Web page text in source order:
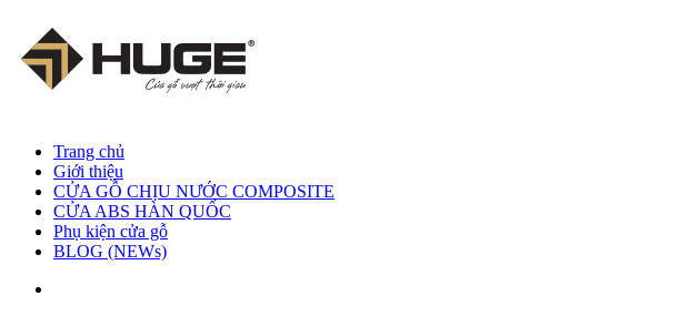
Trang chủ
Giới thiệu
CỬA GỖ CHỊU NƯỚC COMPOSITE
CỬA ABS HÀN QUỐC
Phụ kiện cửa gỗ
BLOG (NEWs)